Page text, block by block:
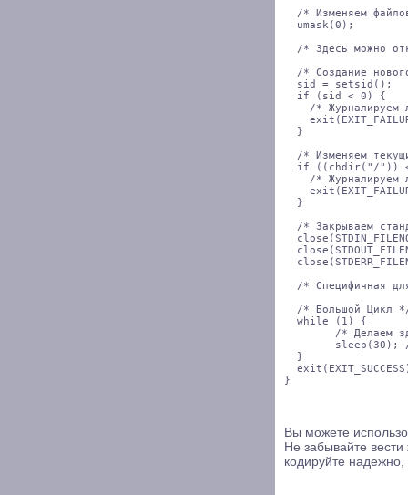
/* Изменяем
  umask(0);
/* Здесь
/* Создание
  sid = setsid();
  if (sid < 0) {
/* Журналируем
  }
/* Изменяем
if ((chdir("/"))
/* Журналируем
  }
/* Закрываем
/* Специфичная
/* Большой Цикл
  while (1) {
  }
Вы можете
Не забывайте
кодируйте